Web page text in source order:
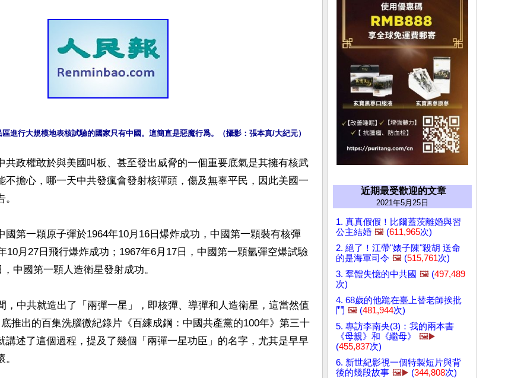
進行大規模地表核試驗的國家只有中國。這簡直是惡魔行爲。（攝影：張本真/大紀元）
共政權敢於與美國叫板、甚至發出威脅的一個重要底氣是其擁有核武
不擔心，哪一天中共發瘋會發射核彈頭，傷及無辜平民，因此美國一
國第一顆原子彈於1964年10月16日爆炸成功，中國第一顆裝有核彈
10月27日飛行爆炸成功；1967年6月17日，中國第一顆氫彈空爆試驗
中國第一顆人造衛星發射成功。
，中共就造出了「兩彈一星」，即核彈、導彈和人造衛星，這當然值
推出的百集洗腦微紀錄片《百練成鋼：中國共產黨的100年》第三十
講述了這個過程，提及了幾個「兩彈一星功臣」的名字，尤其是早早
近期最受歡迎的文章
2021年5月25日
1. 真真假假！比爾蓋茨離婚與習
公主結婚 🖼️ (611,965次)
2. 絕了！江帶"婊子陳"殺胡 送命
的是海軍司令 🖼️ (515,761次)
3. 羣體失憶的中共國 🖼️ (497,489
次)
4. 68歲的他跪在臺上替老師挨批
鬥 🖼️ (481,944次)
5. 專訪李南央(3)：我的兩本書
《母親》和《繼母》
🖼️▶️
(455,837次)
6. 新世紀影視一個特製短片與背
後的幾段故事 🖼️▶️ (344,808次)